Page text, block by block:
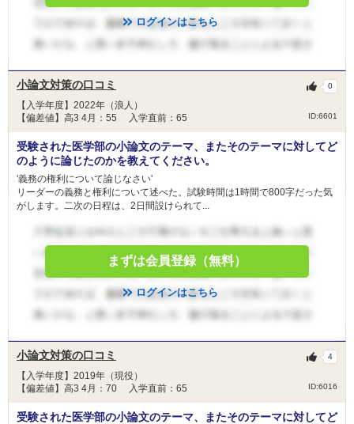
ログインはこちら
小論文対策の口コミ
【入学年度】2022年（浪人）
【偏差値】高3 4月：55 入学直前：65
ID:6601
0
受験された医学部の小論文のテーマ、またそのテーマに対してど
のように論じたのかを教えてください。
'義務の権利について論じなさい'
リーダーの義務と権利について述べた。試験時間は1時間で800字だった気
がします。二次の日程は、2日間設けられて...
まずは会員登録（無料）
ログインはこちら
小論文対策の口コミ
【入学年度】2019年（現役）
【偏差値】高3 4月：70 入学直前：65
ID:6016
4
受験された医学部の小論文のテーマ、またそのテーマに対してど